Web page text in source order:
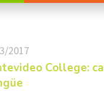
2017
College: